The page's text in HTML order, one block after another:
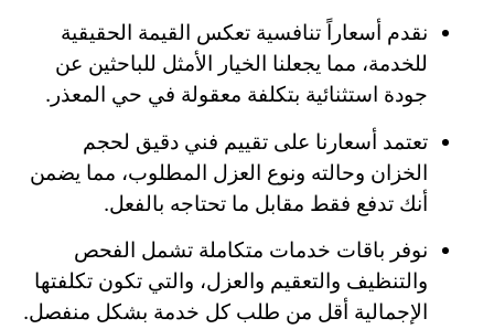
نقدم أسعاراً تنافسية تعكس القيمة الحقيقية
للخدمة، مما يجعلنا الخيار الأمثل للباحثين عن
جودة استثنائية بتكلفة معقولة في حي المعذر.
تعتمد أسعارنا على تقييم فني دقيق لحجم
الخزان وحالته ونوع العزل المطلوب، مما يضمن
أنك تدفع فقط مقابل ما تحتاجه بالفعل.
نوفر باقات خدمات متكاملة تشمل الفحص
والتنظيف والتعقيم والعزل، والتي تكون تكلفتها
الإجمالية أقل من طلب كل خدمة بشكل منفصل.